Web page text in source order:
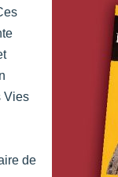
Vies
de